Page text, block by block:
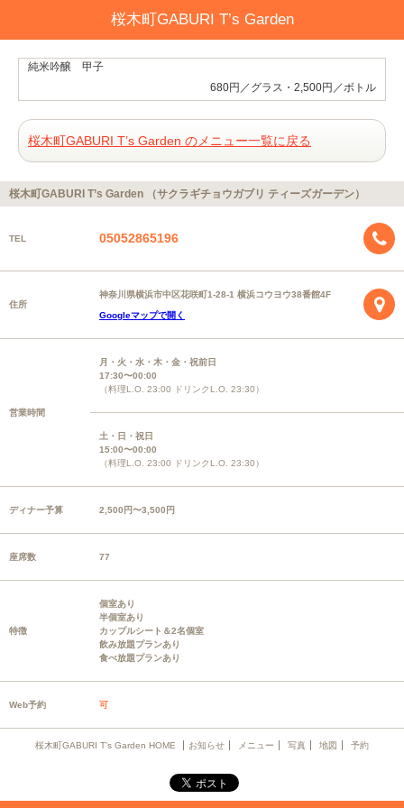
桜木町GABURI T’s Garden
純米吟醸 甲子
680円／グラス・2,500円／ボトル
桜木町GABURI T’s Garden のメニュー一覧に戻る
桜木町GABURI T’s Garden （サクラギチョウガブリ ティーズガーデン）
TEL 05052865196
住所
神奈川県横浜市中区花咲町1-28-1 横浜コウヨウ38番館4F
Googleマップで開く
営業時間
月・火・水・木・金・祝前日
17:30〜00:00
（料理L.O. 23:00 ドリンクL.O. 23:30）
土・日・祝日
15:00〜00:00
（料理L.O. 23:00 ドリンクL.O. 23:30）
ディナー予算 2,500円〜3,500円
座席数 77
特徴
個室あり
半個室あり
カップルシート＆2名個室
飲み放題プランあり
食べ放題プランあり
Web予約 可
桜木町GABURI T’s Garden HOME お知らせ メニュー 写真 地図 予約